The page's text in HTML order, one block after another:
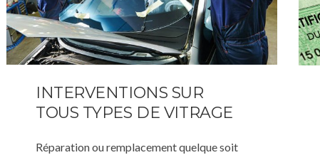
INTERVENTIONS SUR
TOUS TYPES DE VITRAGE
Réparation ou remplacement quelque soit